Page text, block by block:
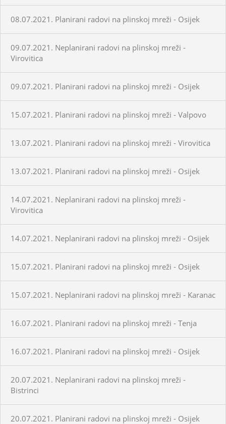
08.07.2021. Planirani radovi na plinskoj mreži - Osijek
09.07.2021. Neplanirani radovi na plinskoj mreži -
Virovitica
09.07.2021. Planirani radovi na plinskoj mreži - Osijek
15.07.2021. Planirani radovi na plinskoj mreži - Valpovo
13.07.2021. Planirani radovi na plinskoj mreži - Virovitica
13.07.2021. Planirani radovi na plinskoj mreži - Osijek
14.07.2021. Neplanirani radovi na plinskoj mreži -
Virovitica
14.07.2021. Neplanirani radovi na plinskoj mreži - Osijek
15.07.2021. Planirani radovi na plinskoj mreži - Osijek
15.07.2021. Neplanirani radovi na plinskoj mreži - Karanac
16.07.2021. Planirani radovi na plinskoj mreži - Tenja
16.07.2021. Planirani radovi na plinskoj mreži - Osijek
20.07.2021. Neplanirani radovi na plinskoj mreži -
Bistrinci
20.07.2021. Planirani radovi na plinskoj mreži - Osijek